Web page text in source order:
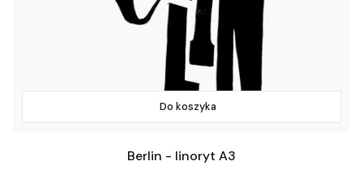
Do koszyka
Berlin - linoryt A3